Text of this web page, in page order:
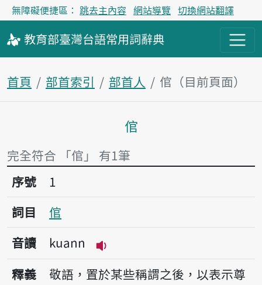
無障礙便捷區： 跳去主內容 網站導覽 切換網站翻譯
教育部臺灣台語常用詞辭典
首頁 部首索引 部首人 倌（目前頁面）
主內容區塊
倌
完全符合 「倌」 有1筆
序號1倌
序號
1
詞目
倌
音讀
kuann
播放音讀kuann
釋義
敬語，置於某些稱謂之後，以表示尊